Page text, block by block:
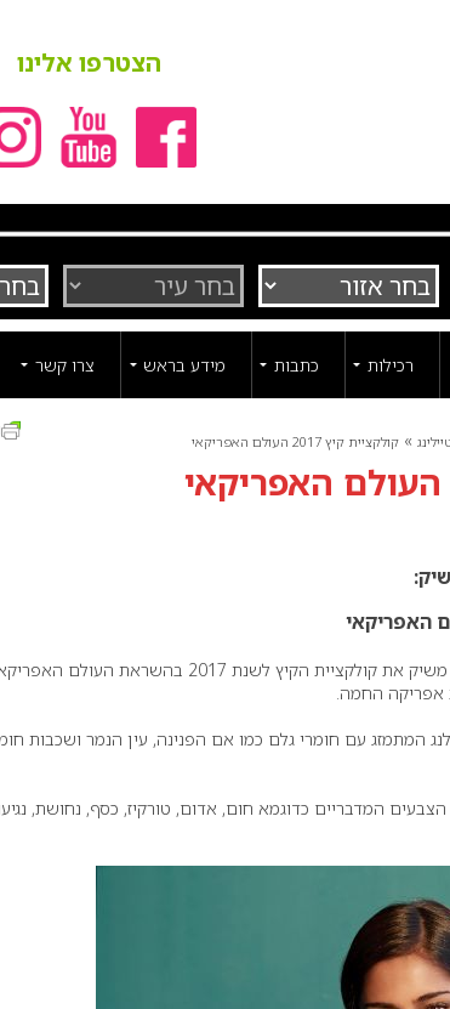
הצטרפו אלינו
רכילות כתבות מידע בראש צרו קשר
» קולקציית קיץ 2017 העולם האפריקאי
, משיק את קולקציית הקיץ לשנת 2017 בהשראת העולם
אפריקה החמה.
המתמזג עם חומרי גלם כמו אם הפנינה, עין הנמר ושכבות
המדבריים כדוגמא חום, אדום, טורקיז, כסף, נחושת,